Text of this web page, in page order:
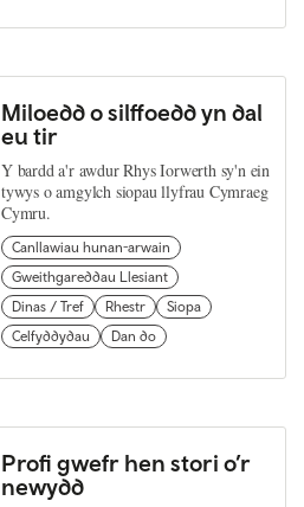
Miloedd o silffoedd yn dal
eu tir
Y bardd a'r awdur Rhys Iorwerth sy'n ein
tywys o amgylch siopau llyfrau Cymraeg
Cymru.
Canllawiau hunan-arwain
Gweithgareddau Llesiant
Dinas / Tref
Rhestr
Siopa
Celfyddydau
Dan do
Profi gwefr hen stori o’r
newydd